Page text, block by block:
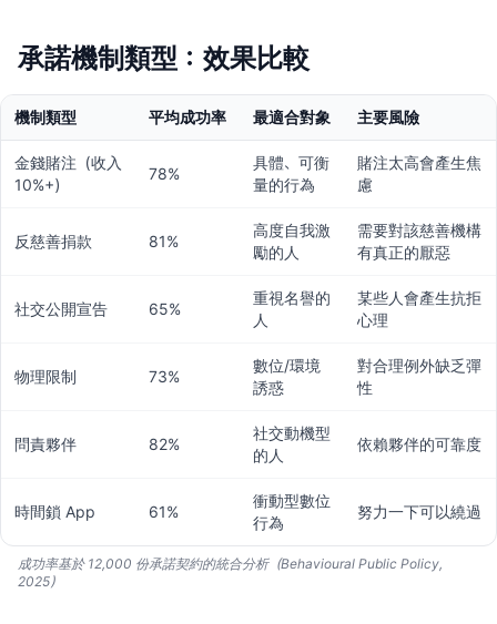
承諾機制類型：效果比較
機制類型 平均成功率 最適合對象 主要風險
金錢賭注（收入
10%+）
78%
具體、可衡
量的行為
賭注太高會產生焦
慮
反慈善捐款 81%
高度自我激
勵的人
需要對該慈善機構
有真正的厭惡
社交公開宣告 65%
重視名譽的
人
某些人會產生抗拒
心理
物理限制 73%
數位/環境
誘惑
對合理例外缺乏彈
性
問責夥伴 82%
社交動機型
的人
依賴夥伴的可靠度
時間鎖 App 61%
衝動型數位
行為
努力一下可以繞過
成功率基於 12,000 份承諾契約的統合分析（Behavioural Public Policy,
2025）